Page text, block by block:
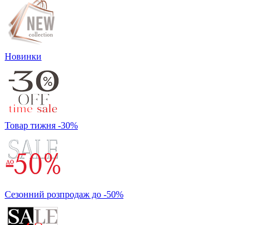
Новинки
Товар тижня -30%
Сезонний розпродаж до -50%